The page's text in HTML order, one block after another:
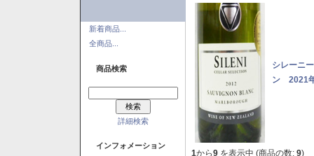
新着商品...
全商品...
商品検索
詳細検索
インフォメーション
シレーニ
ン 2021
1から9 を表示中 (商品の数: 9)